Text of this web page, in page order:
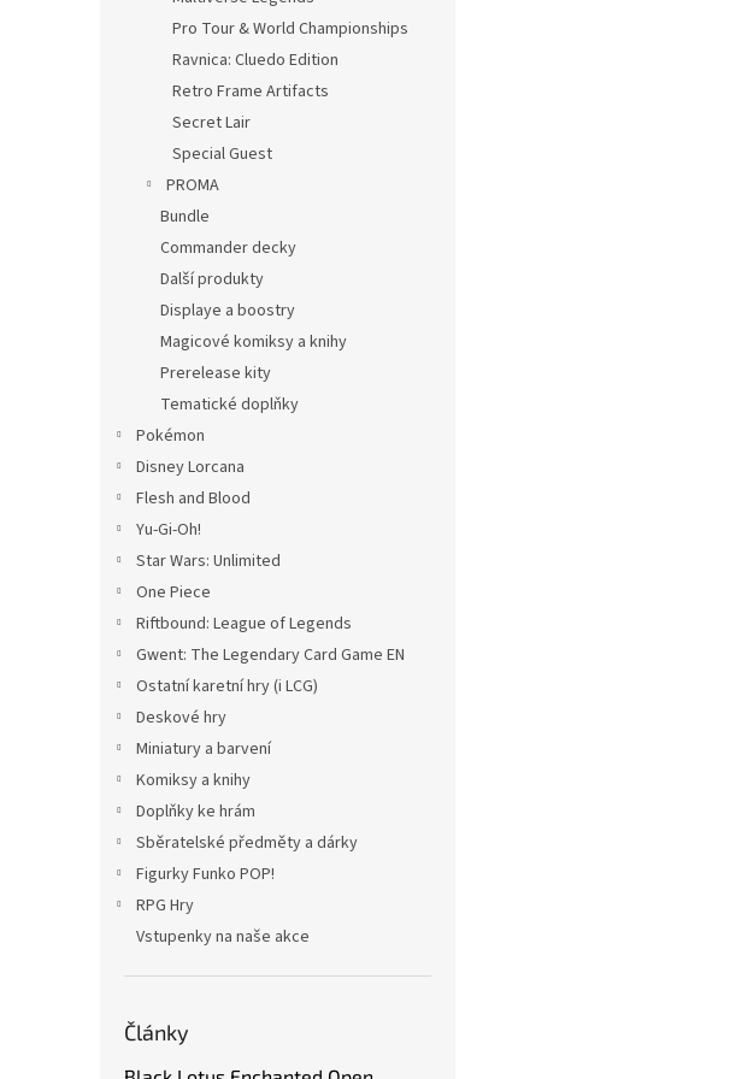
Pro Tour & World Championships
Ravnica: Cluedo Edition
Retro Frame Artifacts
Secret Lair
Special Guest
PROMA
Bundle
Commander decky
Další produkty
Displaye a boostry
Magicové komiksy a knihy
Prerelease kity
Tematické doplňky
Pokémon
Disney Lorcana
Flesh and Blood
Yu-Gi-Oh!
Star Wars: Unlimited
One Piece
Riftbound: League of Legends
Gwent: The Legendary Card Game EN
Ostatní karetní hry (i LCG)
Deskové hry
Miniatury a barvení
Komiksy a knihy
Doplňky ke hrám
Sběratelské předměty a dárky
Figurky Funko POP!
RPG Hry
Vstupenky na naše akce
Články